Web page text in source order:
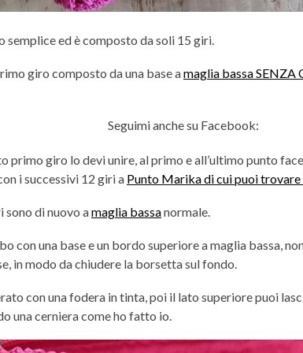
semplice ed è composto da soli 15 giri.
giro composto da una base amaglia bassa SENZA
Seguimi anche su Facebook:
primo giro lo devi unire, al primo e all’ultimo punto
i successivi 12 giri a Punto Marika di cui puoi
sono di nuovo amaglia bassanormale.
con una base e un bordo superiore a maglia bassa,
in modo da chiudere la borsetta sul fondo.
con una fodera in tinta, poi il lato superiore puoi
una cerniera come ho fatto io.